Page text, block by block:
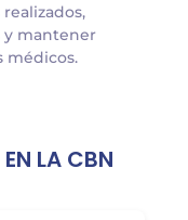
y mantener
médicos.
LA CBN